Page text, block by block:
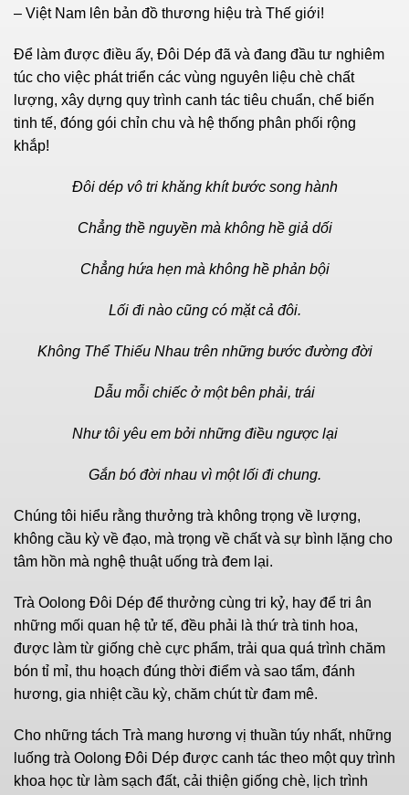
– Việt Nam lên bản đồ thương hiệu trà Thế giới!
Để làm được điều ấy, Đôi Dép đã và đang đầu tư nghiêm
túc cho việc phát triển các vùng nguyên liệu chè chất
lượng, xây dựng quy trình canh tác tiêu chuẩn, chế biến
tinh tế, đóng gói chỉn chu và hệ thống phân phối rộng
khắp!
Đôi dép vô tri khăng khít bước song hành
Chẳng thề nguyền mà không hề giả dối
Chẳng hứa hẹn mà không hề phản bội
Lối đi nào cũng có mặt cả đôi.
Không Thể Thiếu Nhau trên những bước đường đời
Dẫu mỗi chiếc ở một bên phải, trái
Như tôi yêu em bởi những điều ngược lại
Gắn bó đời nhau vì một lối đi chung.
Chúng tôi hiểu rằng thưởng trà không trọng về lượng,
không cầu kỳ về đạo, mà trọng về chất và sự bình lặng cho
tâm hồn mà nghệ thuật uống trà đem lại.
Trà Oolong Đôi Dép để thưởng cùng tri kỷ, hay để tri ân
những mối quan hệ tử tế, đều phải là thứ trà tinh hoa,
được làm từ giống chè cực phẩm, trải qua quá trình chăm
bón tỉ mỉ, thu hoạch đúng thời điểm và sao tẩm, đánh
hương, gia nhiệt cầu kỳ, chăm chút từ đam mê.
Cho những tách Trà mang hương vị thuần túy nhất, những
luống trà Oolong Đôi Dép được canh tác theo một quy trình
khoa học từ làm sạch đất, cải thiện giống chè, lịch trình